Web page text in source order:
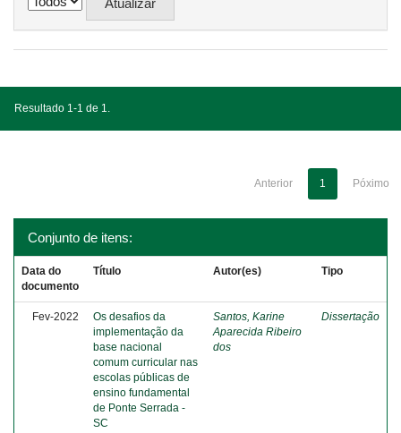
Resultado 1-1 de 1.
Anterior 1 Póximo
Conjunto de itens:
Data do
documento
Título Autor(es) Tipo
Fev-2022
Os desafios da
implementação da
base nacional
comum curricular nas
escolas públicas de
ensino fundamental
de Ponte Serrada -
SC
Santos, Karine
Aparecida Ribeiro
dos
Dissertação